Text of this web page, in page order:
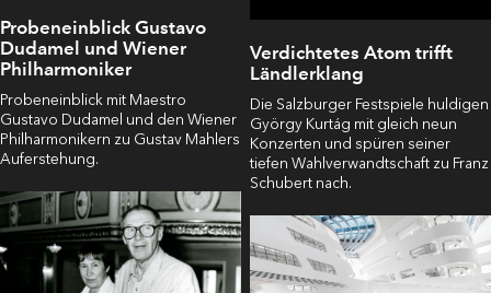
Probeneinblick Gustavo
Dudamel und Wiener
Philharmoniker
Probeneinblick mit Maestro
Gustavo Dudamel und den Wiener
Philharmonikern zu Gustav Mahlers
Auferstehung.
Verdichtetes Atom trifft
Ländlerklang
Die Salzburger Festspiele huldigen
György Kurtág mit gleich neun
Konzerten und spüren seiner
tiefen Wahlverwandtschaft zu Franz
Schubert nach.